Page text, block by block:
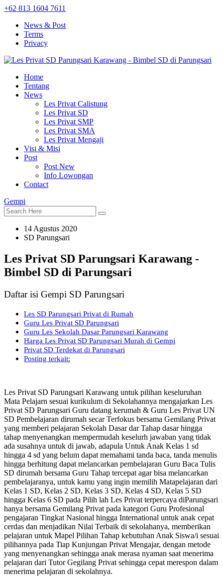
+62 813 1604 7611
News & Post
Terms
Privacy
Home
Tentang
News
Les Privat Calistung
Les Privat SD
Les Privat SMP
Les Privat SMA
Les Privat Mengaji
Visi & Misi
Post
Post New
Info Lowongan
Contact
Gempi
14 Agustus 2020
SD Parungsari
Les Privat SD Parungsari Karawang -
Bimbel SD di Parungsari
Daftar isi Gempi SD Parungsari
Les SD Parungsari Privat di Rumah
Guru Les Privat SD Parungsari
Guru Les Sekolah Dasar Parungsari Karawang
Harga Les Privat SD Parungsari Murah di Gempi
Privat SD Terdekat di Parungsari
Posting terkait:
Les Privat SD Parungsari Karawang untuk pilihan keseluruhan
Mata Pelajarn sesuai kurikulum di Sekolahannya mengajarkan Les
Privat SD Parungsari Guru datang kerumah & Guru Les Privat UN
SD Pembelajaran dirumah secar Terfokus bersama Gemilang Privat
yang memberi pelajaran Sekolah Dasar dar Tahap dasar hingga
tahap menyenangkan mempermudah keselurh jawaban yang tidak
ada susahnya untuk di jawab, adapula Untuk Anak Kelas 1 sd
hingga 4 sd yang belum dapat memahami tanda baca, tanda menulis
hingga berhitung dapat melancarkan pembelajaran Guru Baca Tulis
SD dirumah bersama Guru Tahap tercepat agar bisa melancarkan
pembelajaranya, untuk kamu yang ingin memilih Matapelajaran dari
Kelas 1 SD, Kelas 2 SD, Kelas 3 SD, Kelas 4 SD, Kelas 5 SD
hingga Kelas 6 SD pada Pilih lah Les Privat terpercaya diParungsari
hanya bersama Gemilang Privat pada kategori Guru Profesional
pengajaran Tingkat Nasional hingga International untuk anak cepat
cerdas dan menjadikan Nilai Terbaik di sekolahanya, memberikan
pelajaran untuk Mapel Pilihan Tahap kebutuhan Anak Siswa/i sesuai
pilihannya pada Tiap Kunjungan Privat Mengajar, dengan metode
yang menyenangkan sehingga anak merasa nyaman saat menerima
pelajaran dari Tutor Gegilang Privat sehingga cepat merespon dalam
menerima pelajaran di sekolahnya.